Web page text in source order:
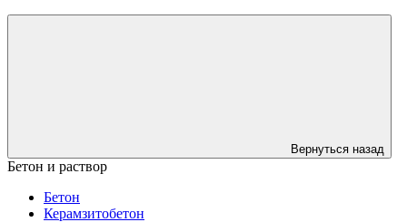
Вернуться назад
Бетон и раствор
Бетон
Керамзитобетон